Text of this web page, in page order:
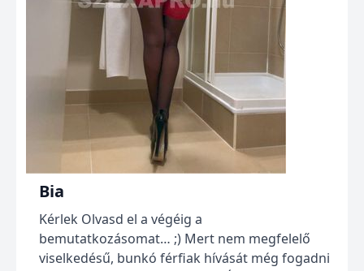
Bia
Kérlek Olvasd el a végéig a
bemutatkozásomat… ;) Mert nem megfelelő
viselkedésű, bunkó férfiak hívását még fogadni